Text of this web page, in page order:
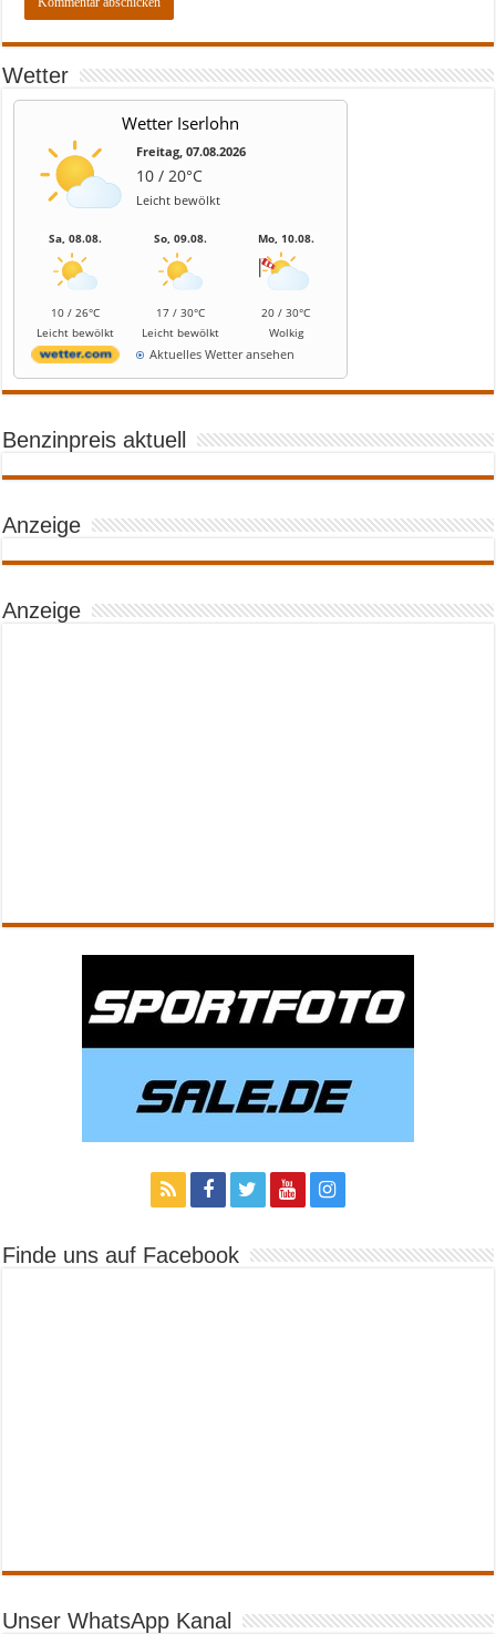
Wetter
Wetter Iserlohn
Freitag, 07.08.2026
10 / 20°C
Leicht bewölkt
Sa, 08.08.
10 / 26°C
Leicht bewölkt
So, 09.08.
17 / 30°C
Leicht bewölkt
Mo, 10.08.
20 / 30°C
Wolkig
Aktuelles Wetter ansehen
Benzinpreis aktuell
Anzeige
Anzeige
Finde uns auf Facebook
Unser WhatsApp Kanal